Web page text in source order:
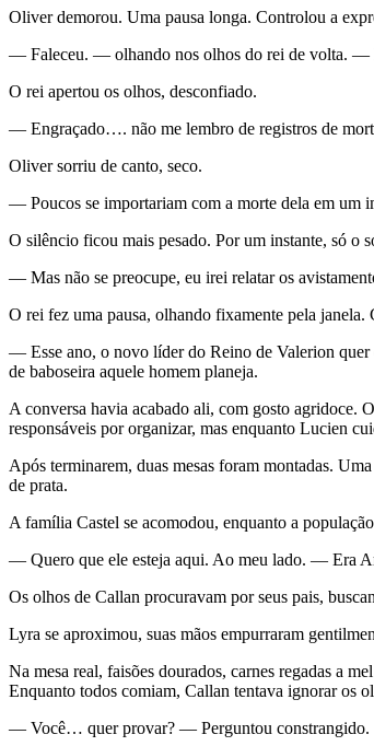
Oliver demorou. Uma pausa longa. Controlou a
— Faleceu. — olhando nos olhos do rei de volta. —
O rei apertou os olhos, desconfiado.
— Engraçado…. não me lembro de registros de
Oliver sorriu de canto, seco.
— Poucos se importariam com a morte dela em um
O silêncio ficou mais pesado. Por um instante, só o
— Mas não se preocupe, eu irei relatar os
O rei fez uma pausa, olhando fixamente pela
— Esse ano, o novo líder do Reino de Valerion
de baboseira aquele homem planeja.
A conversa havia acabado ali, com gosto agridoce.
responsáveis por organizar, mas enquanto Lucien
Após terminarem, duas mesas foram montadas.
de prata.
A família Castel se acomodou, enquanto a
— Quero que ele esteja aqui. Ao meu lado. — Era
Os olhos de Callan procuravam por seus pais,
Lyra se aproximou, suas mãos empurraram
Na mesa real, faisões dourados, carnes regadas a
Enquanto todos comiam, Callan tentava ignorar os
— Você… quer provar? — Perguntou constrangido.